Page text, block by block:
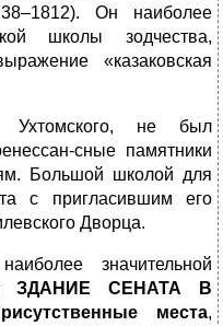
Он наиболее
школы зодчества,
«казаковская
не был
сные памятники
Большой школой для
с пригласившим его
Дворца.
значительной
ЗДА НИЕ СЕНАТА
В
места,